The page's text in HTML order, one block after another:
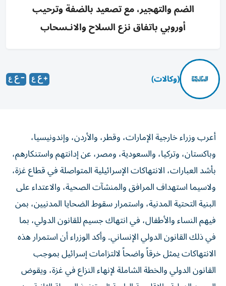
الضم والتهجير، مع تصعيد بالضفة وترحيب
أوروبي باتفاق نزع السلاح والانـسحاب
(وكالات)
أعرب وزراء خارجية الإمارات، وقطر، والأردن، وإندونيسيا،
وباكستان، وتركيا، والسعودية، ومصر، عن إدانتهم واستنكارهم،
بأشد العبارات، الانتهاكات الإسرائيلية المتواصلة في قطاع غزة،
ولاسيما استهداف المرافق والمنشآت الصحية، والاعتداء على
البنية التحتية المدنية، واستمرار سقوط الضحايا المدنيين، بمن
فيهم النساء والأطفال، في انتهاك جسيم للقانون الدولي، بما
في ذلك القانون الدولي الإنساني. وأكد الوزراء أن استمرار هذه
الانتهاكات يمثل خرقاً واضحاً لالتزامات إسرائيل بموجب
القانون الدولي والخطة الشاملة لإنهاء النزاع في غزة، ويقوض
الجهود الدولية والإقليمية الرامية إلى تنفيذ المرحلة الثانية من